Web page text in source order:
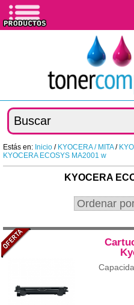
Estás en: Inicio / KYOCERA / MITA/
KYOCERA ECOSYS MA2001 w
KYOCERA